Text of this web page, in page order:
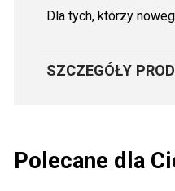
Dla tych, którzy
SZCZEGÓŁY
Polecane dla